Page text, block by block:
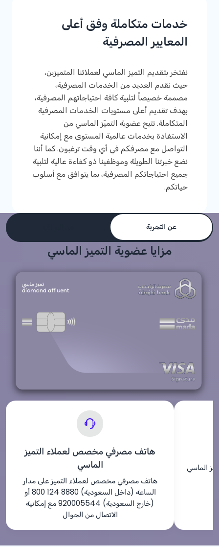
خدمات متكاملة وفق أعلى
المعايير المصرفية
نفتخر بتقديم التميز الماسي لعملائنا المتميزين،
حيث نقدم العديد من الخدمات المصرفية،
مصممة خصيصاً لتلبية كافة احتياجاتهم المصرفية،
بهدف تقديم أعلى مستويات الخدمات المصرفية
المتكاملة. تتيح عضوية التميّز الماسي من
الاستفادة بخدمات عالمية المستوى مع إمكانية
التواصل مع مصرفكم في أي وقت ترغبون. كما أننا
نضع خبرتنا الطويلة وموظفينا ذو كفاءة عالية لتلبية
جميع احتياجاتكم المصرفية، بما يتوافق مع أسلوب
حياتكم.
عن التجربة
مزايا عضوية التميز الماسي
الماسي
هاتف مصرفي مخصص لعملاء التميز
الماسي
هاتف مصرفي مخصص لعملاء التميز على مدار
الساعة (داخل السعودية) 8880 124 800 أو
(خارج السعودية) 920005544 مع إمكانية
الاتصال من الجوال